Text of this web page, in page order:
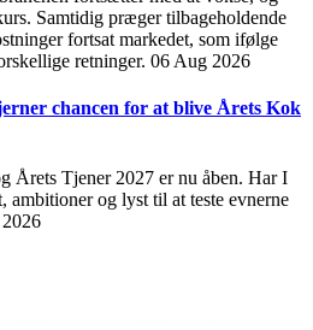
Samtidig præger tilbageholdende
fortsat markedet, som ifølge
retninger. 06 Aug 2026
chancen for at blive Årets Kok
Årets Tjener 2027 er nu åben. Har I
ambitioner og lyst til at teste evnerne